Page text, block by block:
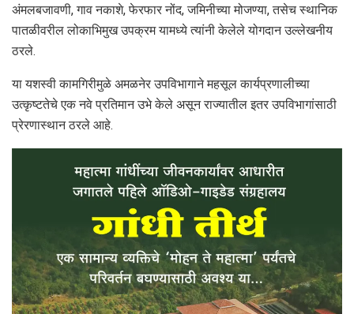
अंमलबजावणी, गाव नकाशे, फेरफार नोंद, जमिनीच्या मोजण्या, तसेच स्थानिक
पातळीवरील लोकाभिमुख उपक्रम यामध्ये त्यांनी केलेले योगदान उल्लेखनीय
ठरले.
या यशस्वी कामगिरीमुळे अमळनेर उपविभागाने महसूल कार्यप्रणालीच्या
उत्कृष्टतेचे एक नवे प्रतिमान उभे केले असून राज्यातील इतर उपविभागांसाठी
प्रेरणास्थान ठरले आहे.